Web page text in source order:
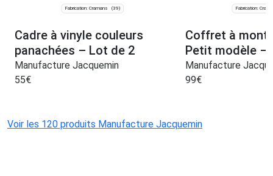
Fabrication: Cramans (39)
Cadre à vinyle couleurs
panachées – Lot de 2
Manufacture Jacquemin
55€
Fabrication:
Coffret à
Petit modèle –
Manufacture
99€
Voir les 120 produits Manufacture Jacquemin